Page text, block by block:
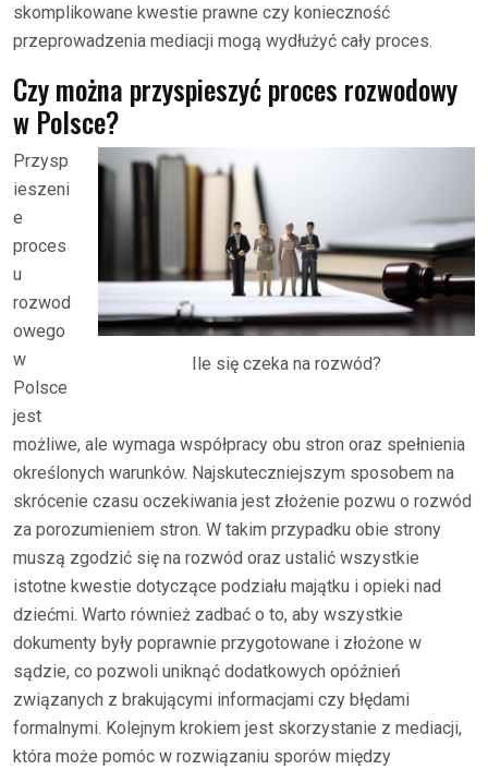
skomplikowane kwestie prawne czy konieczność
przeprowadzenia mediacji mogą wydłużyć cały proces.
Czy można przyspieszyć proces rozwodowy
w Polsce?
Ile się czeka na rozwód?
Przysp
ieszeni
e
proces
u
rozwod
owego
w
Polsce
jest
możliwe, ale wymaga współpracy obu stron oraz spełnienia
określonych warunków. Najskuteczniejszym sposobem na
skrócenie czasu oczekiwania jest złożenie pozwu o rozwód
za porozumieniem stron. W takim przypadku obie strony
muszą zgodzić się na rozwód oraz ustalić wszystkie
istotne kwestie dotyczące podziału majątku i opieki nad
dziećmi. Warto również zadbać o to, aby wszystkie
dokumenty były poprawnie przygotowane i złożone w
sądzie, co pozwoli uniknąć dodatkowych opóźnień
związanych z brakującymi informacjami czy błędami
formalnymi. Kolejnym krokiem jest skorzystanie z mediacji,
która może pomóc w rozwiązaniu sporów między